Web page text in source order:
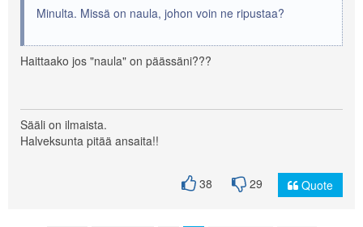
Minulta. Missä on naula, johon voin ne ripustaa?
Haittaako jos "naula" on päässäni???
Sääli on ilmaista.
Halveksunta pitää ansaita!!
38 29 Quote